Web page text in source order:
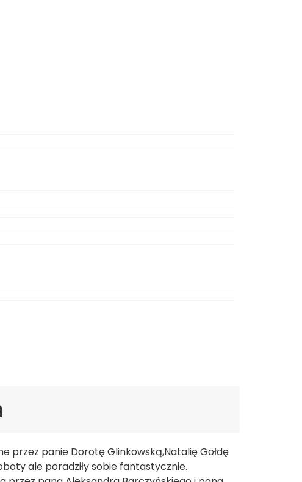
przez panie Dorotę Glinkowską,Natalię Gołdę
ale poradziły sobie fantastycznie.